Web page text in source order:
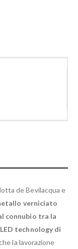
de Bevilacqua e
verniciato
connubio tra la
technology di
la lavorazione